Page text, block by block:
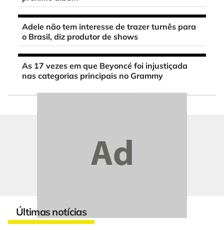
Adele não tem interesse de trazer turnês para
o Brasil, diz produtor de shows
As 17 vezes em que Beyoncé foi injustiçada
nas categorias principais no Grammy
Últimas notícias